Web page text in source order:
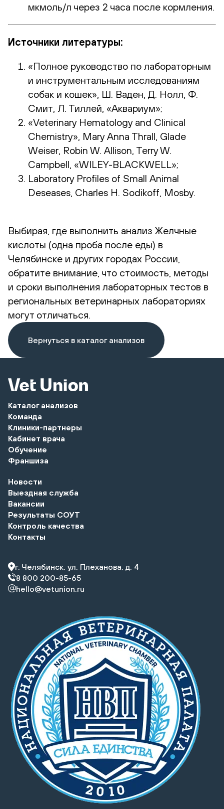
мкмоль/л через 2 часа после кормления.
Источники литературы:
«Полное руководство по лабораторным
и инструментальным исследованиям
собак и кошек», Ш. Ваден, Д. Нолл, Ф.
Смит, Л. Тиллей, «Аквариум»;
«Veterinary Hematology and Clinical
Chemistry», Mary Anna Thrall, Glade
Weiser, Robin W. Allison, Terry W.
Campbell, «WILEY-BLACKWELL»;
Laboratory Profiles of Small Animal
Deseases, Charles H. Sodikoff, Mosby.
Выбирая, где выполнить анализ Желчные
кислоты (одна проба после еды) в
Челябинске и других городах России,
обратите внимание, что стоимость, методы
и сроки выполнения лабораторных тестов в
региональных ветеринарных лабораториях
могут отличаться.
Вернуться в каталог анализов
Каталог анализов
Команда
Клиники-партнеры
Кабинет врача
Обучение
Франшиза
Новости
Выездная служба
Вакансии
Результаты СОУТ
Контроль качества
Контакты
г. Челябинск, ул. Плеханова, д. 4
8 800 200-85-65
hello@vetunion.ru